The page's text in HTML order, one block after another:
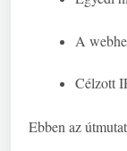
A
Célzott
Ebben az